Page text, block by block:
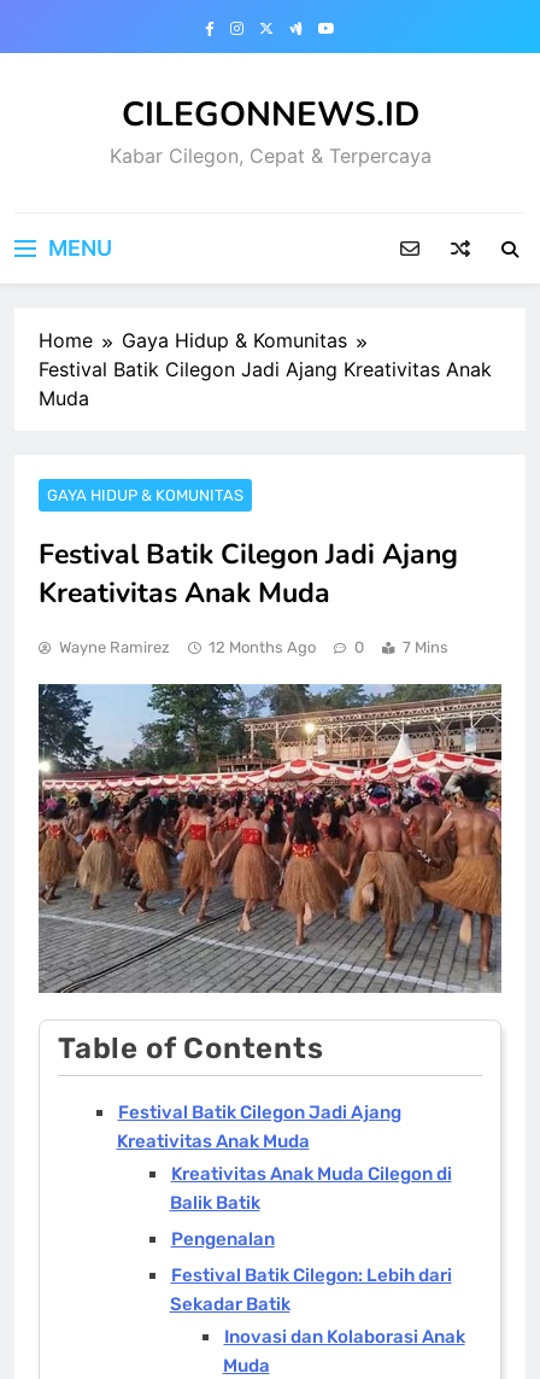
CILEGONNEWS.ID
Kabar Cilegon, Cepat & Terpercaya
MENU
Home
Gaya Hidup & Komunitas
Festival Batik Cilegon Jadi Ajang Kreativitas Anak
Muda
GAYA HIDUP & KOMUNITAS
Festival Batik Cilegon Jadi Ajang
Kreativitas Anak Muda
Wayne Ramirez 12 Months Ago 0 7 Mins
Table of Contents
Festival Batik Cilegon Jadi Ajang
Kreativitas Anak Muda
Kreativitas Anak Muda Cilegon di
Balik Batik
Pengenalan
Festival Batik Cilegon: Lebih dari
Sekadar Batik
Inovasi dan Kolaborasi Anak
Muda